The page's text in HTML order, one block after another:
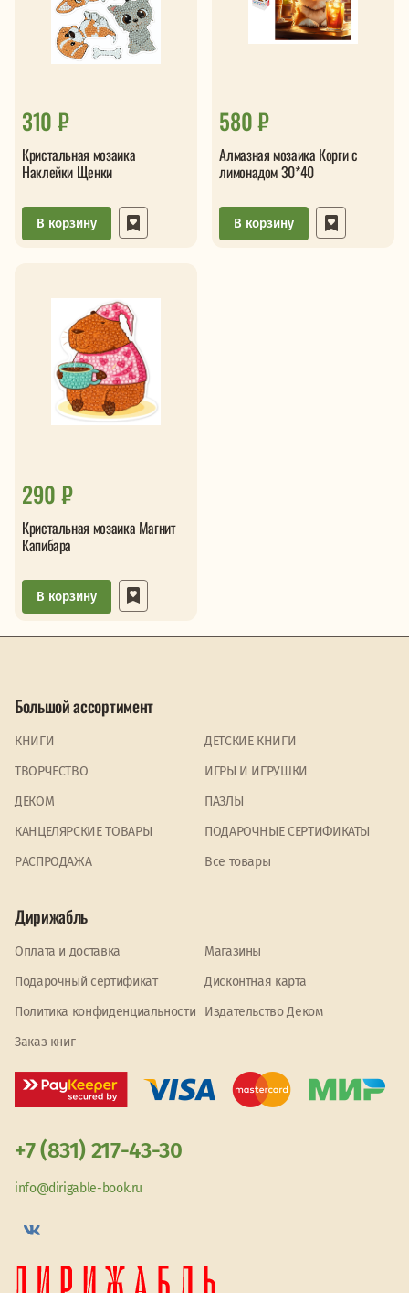
310 ₽
Кристальная мозаика
Наклейки Щенки
В корзину
580 ₽
Алмазная мозаика Корги с
лимонадом 30*40
В корзину
290 ₽
Кристальная мозаика Магнит
Капибара
В корзину
Большой ассортимент
КНИГИ
ДЕТСКИЕ КНИГИ
ТВОРЧЕСТВО
ИГРЫ И ИГРУШКИ
ДЕКОМ
ПАЗЛЫ
КАНЦЕЛЯРСКИЕ ТОВАРЫ
ПОДАРОЧНЫЕ СЕРТИФИКАТЫ
PАСПРОДАЖА
Все товары
Дирижабль
Оплата и доставка
Магазины
Подарочный сертификат
Дисконтная карта
Политика конфиденциальности
Издательство Деком
Заказ книг
+7 (831) 217-43-30
info@dirigable-book.ru